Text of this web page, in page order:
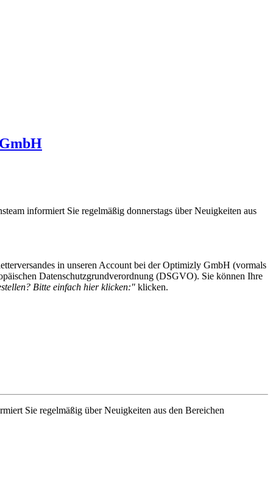
informiert Sie regelmäßig donnerstags über Neuigkeiten aus
in unseren Account bei der Optimizly GmbH (vormals
Datenschutzgrundverordnung (DSGVO). Sie können Ihre
Bitte einfach hier klicken:" klicken.
Sie regelmäßig über Neuigkeiten aus den Bereichen